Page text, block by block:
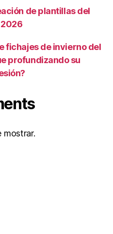
de plantillas del
fichajes de invierno del
profundizando su
mostrar.